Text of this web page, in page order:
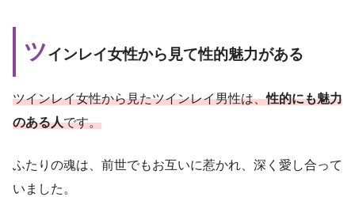
ツインレイ女性から見て性的魅力がある
ツインレイ女性から見たツインレイ男性は、性的にも魅力
のある人です。
ふたりの魂は、前世でもお互いに惹かれ、深く愛し合って
いました。